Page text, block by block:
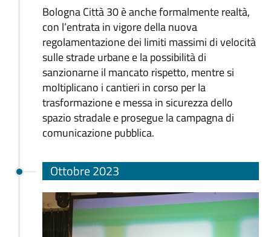
Bologna Città 30 è anche formalmente realtà,
con l’entrata in vigore della nuova
regolamentazione dei limiti massimi di velocità
sulle strade urbane e la possibilità di
sanzionarne il mancato rispetto, mentre si
moltiplicano i cantieri in corso per la
trasformazione e messa in sicurezza dello
spazio stradale e prosegue la campagna di
comunicazione pubblica.
Ottobre 2023